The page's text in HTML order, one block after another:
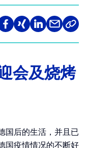
Teilen
auf
Teilen
auf
Teilen
auf
Teilen
über
Mail
Link
会及烧烤
国后的生活，并且已
国疫情情况的不断好